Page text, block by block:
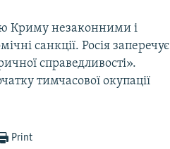
Криму незаконними і
санкції. Росія заперечує
справедливості».
тимчасової окупації
Print